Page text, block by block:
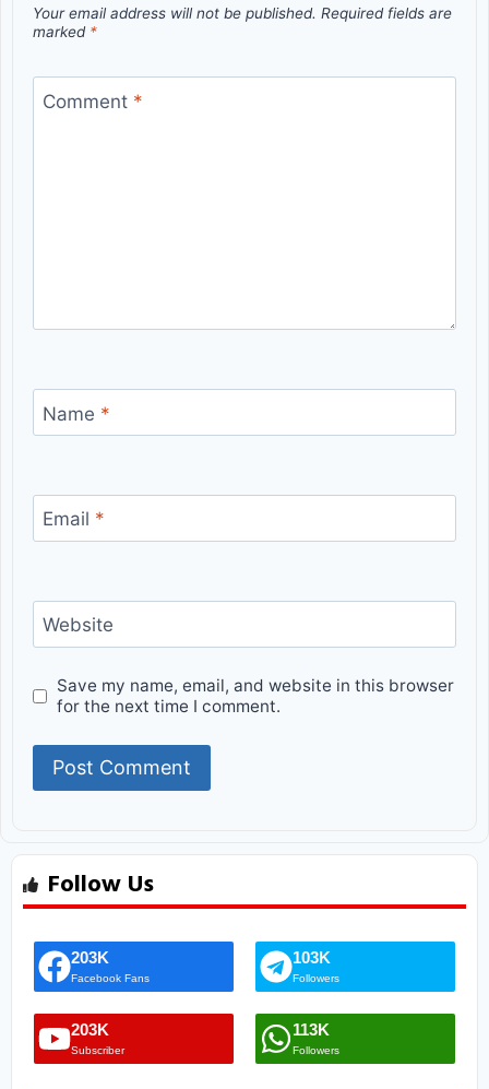
Your email address will not be published. Required fields are
marked *
Comment *
Name *
Email *
Website
Save my name, email, and website in this browser
for the next time I comment.
Follow Us
203K
Facebook Fans
103K
Followers
203K
Subscriber
113K
Followers